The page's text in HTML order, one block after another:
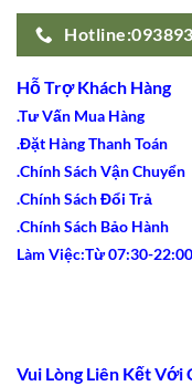
Hỗ Trợ Khách Hàng
.Tư Vấn Mua Hàng
.Đặt Hàng Thanh Toán
.Chính Sách Vận Chuyển
.Chính Sách Đổi Trả
.Chính Sách Bảo Hành
Làm Việc:Từ 07:30-
Vui Lòng Liên Kết Với